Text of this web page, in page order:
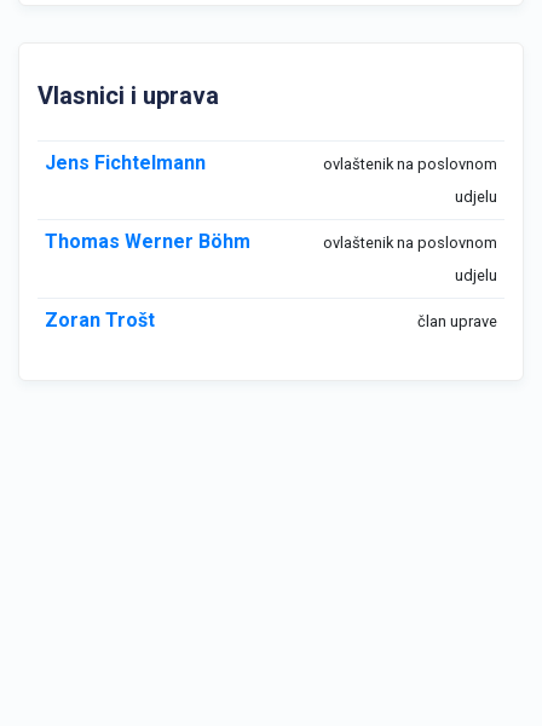
Vlasnici i uprava
Jens Fichtelmann
ovlaštenik na poslovnom
udjelu
Thomas Werner Böhm
ovlaštenik na poslovnom
udjelu
Zoran Trošt član uprave